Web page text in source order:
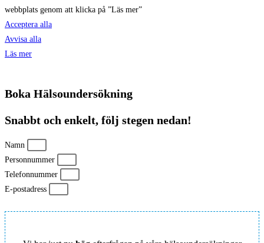
webbplats genom att klicka på ”Läs mer”
Acceptera alla
Avvisa alla
Läs mer
Boka Hälsoundersökning
Snabbt och enkelt, följ stegen nedan!
Namn
Personnummer
Telefonnummer
E-postadress